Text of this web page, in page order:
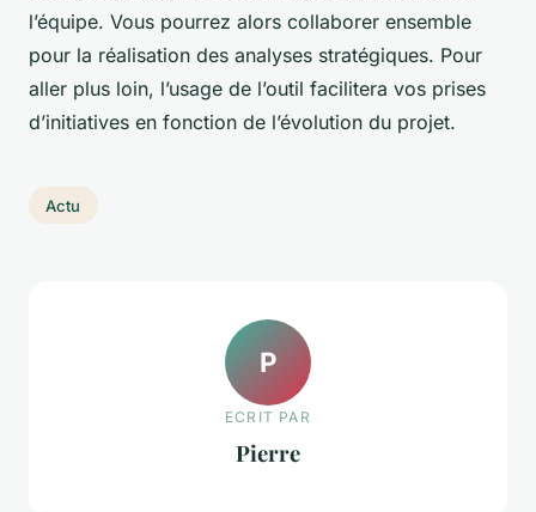
l’équipe. Vous pourrez alors collaborer ensemble
pour la réalisation des analyses stratégiques. Pour
aller plus loin, l’usage de l’outil facilitera vos prises
d’initiatives en fonction de l’évolution du projet.
Actu
P
ECRIT PAR
Pierre